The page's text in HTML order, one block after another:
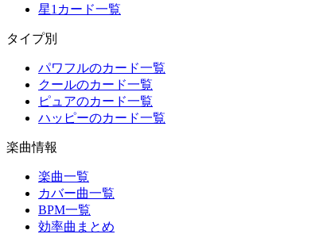
星1カード一覧
タイプ別
パワフルのカード一覧
クールのカード一覧
ピュアのカード一覧
ハッピーのカード一覧
楽曲情報
楽曲一覧
カバー曲一覧
BPM一覧
効率曲まとめ